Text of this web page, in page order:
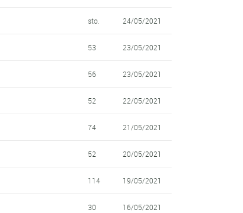
sto. 24/05/2021
53 23/05/2021
56 23/05/2021
52 22/05/2021
74 21/05/2021
52 20/05/2021
114 19/05/2021
30 16/05/2021